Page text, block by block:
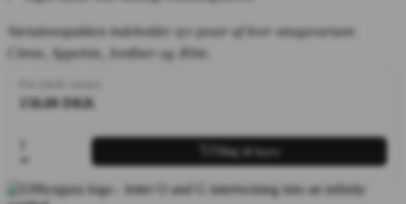
Variationspakken indeholder syv poser af hver smagsvariant:
Citron, Appelsin, Jordbær og Æble.
150,00 DKK
Tilføj til kurv